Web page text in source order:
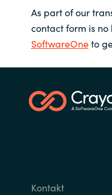
As part of our
contact form is
SoftwareOneto
Kontakt